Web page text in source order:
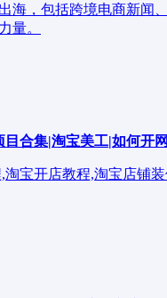
海，包括跨境电商新
量。
合集|淘宝美工|如何开
宝开店教程,淘宝店铺